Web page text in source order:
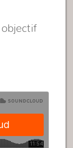
objectif